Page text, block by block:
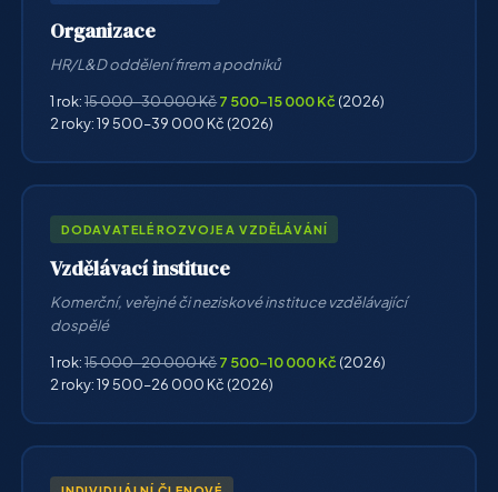
Organizace
HR/L&D oddělení firem a podniků
1 rok:15 000–30 000 Kč7 500–15 000 Kč (2026)
2 roky: 19 500–39 000 Kč (2026)
DODAVATELÉ ROZVOJE A VZDĚLÁVÁNÍ
Vzdělávací instituce
Komerční, veřejné či neziskové instituce vzdělávající
dospělé
1 rok:15 000–20 000 Kč7 500–10 000 Kč (2026)
2 roky: 19 500–26 000 Kč (2026)